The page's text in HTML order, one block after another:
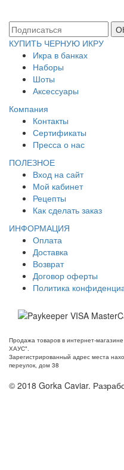
КУПИТЬ ЧЕРНУЮ ИКРУ
Икра в банках
Наборы
Шоты
Аксессуары
Компания
Контакты
Сертификаты
Пресса о нас
ПОЛЕЗНОЕ
Вход на сайт
Мой кабинет
Рецепты
Как сделать заказ
ИНФОРМАЦИЯ
Оплата
Доставка
Возврат
Договор оферты
Политика
Продажа товаров в интернет-
ХАУС".
Зарегистрированный адрес места
переулок, дом 38
© 2018 Gorka Caviar.